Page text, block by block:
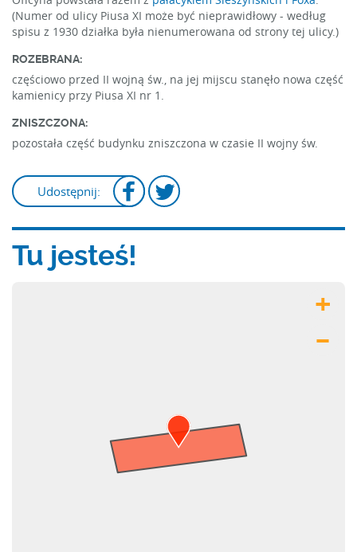
(Numer od ulicy Piusa XI może być nieprawidłowy - według
spisu z 1930 działka była nienumerowana od strony tej ulicy.)
ROZEBRANA:
częściowo przed II wojną św., na jej mijscu stanęło nowa część
kamienicy przy Piusa XI nr 1.
ZNISZCZONA:
pozostała część budynku zniszczona w czasie II wojny św.
Udostępnij:
Tu jesteś!
+
–